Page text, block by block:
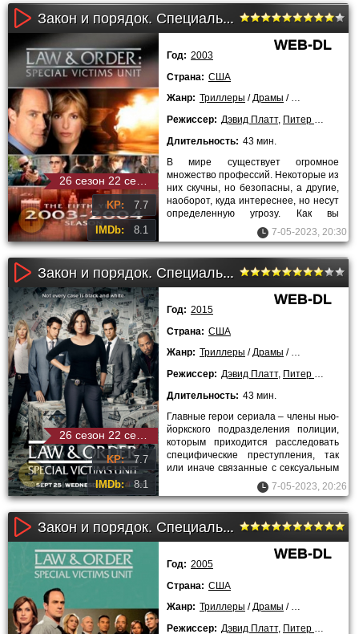
Закон и порядок. Специальный корпус (5 сезон)
KP: 7.7
IMDb: 8.1
WEB-DL
Год: 2003
Страна: США
Жанр: Триллеры /Драмы / Криминальные
Режиссер: Дэвид Платт, Питер Лето
Длительность: 43 мин.
В мире существует огромное
множество профессий. Некоторые из
них скучны, но безопасны, а другие,
наоборот, куда интереснее, но несут
определенную угрозу. Как вы
понимаете, речь идёт о7-05-2023, 20:30
Закон и порядок. Специальный корпус (15 сезон)
KP: 7.7
IMDb: 8.1
WEB-DL
Год: 2015
Страна: США
Жанр: Триллеры /Драмы / Криминальные
Режиссер: Дэвид Платт, Питер Лето
Длительность: 43 мин.
Главные герои сериала – члены нью-
йоркского подразделения полиции,
которым приходится расследовать
специфические преступления, так
или иначе связанные с сексуальным
насилием. Причём это не7-05-2023, 20:26
Закон и порядок. Специальный корпус (7 сезон)
WEB-DL
Год: 2005
Страна: США
Жанр: Триллеры /Драмы / Криминальные
Режиссер: Дэвид Платт, Питер Лето